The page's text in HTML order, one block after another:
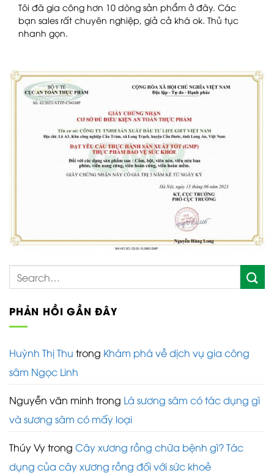
Tôi đã gia công hơn 10 dòng sản phẩm ở đây. Các
bạn sales rất chuyên nghiệp, giả cả khá ok. Thủ tục
nhanh gọn.
PHẢN HỒI GẦN ĐÂY
Huỳnh Thị Thu trong Khám phá về dịch vụ gia công
sâm Ngọc Linh
Nguyễn văn minh trong Lá sương sâm có tác dụng gì
và sương sâm có mấy loại
Thúy Vytrong Cây xương rồng chữa bệnh gì? Tác
dụng của cây xương rồng đối với sức khoẻ